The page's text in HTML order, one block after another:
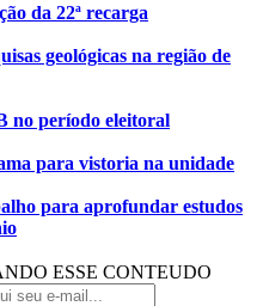
da 22ª recarga
geológicas na região de
no período eleitoral
para vistoria na unidade
para aprofundar estudos
ESSE CONTEUDO